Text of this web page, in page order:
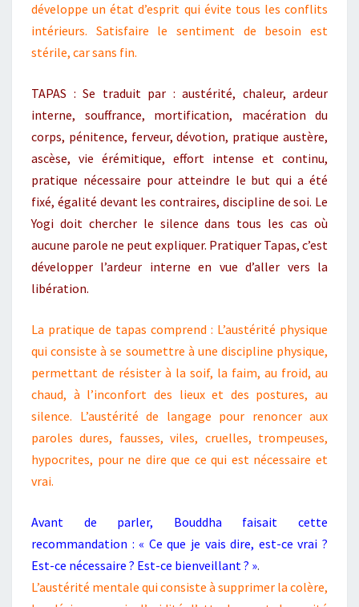
développe un état d’esprit qui évite tous les conflits
intérieurs. Satisfaire le sentiment de besoin est
stérile, car sans fin.
TAPAS : Se traduit par : austérité, chaleur, ardeur
interne, souffrance, mortification, macération du
corps, pénitence, ferveur, dévotion, pratique austère,
ascèse, vie érémitique, effort intense et continu,
pratique nécessaire pour atteindre le but qui a été
fixé, égalité devant les contraires, discipline de soi. Le
Yogi doit chercher le silence dans tous les cas où
aucune parole ne peut expliquer. Pratiquer Tapas, c’est
développer l’ardeur interne en vue d’aller vers la
libération.
La pratique de tapas comprend : L’austérité physique
qui consiste à se soumettre à une discipline physique,
permettant de résister à la soif, la faim, au froid, au
chaud, à l’inconfort des lieux et des postures, au
silence. L’austérité de langage pour renoncer aux
paroles dures, fausses, viles, cruelles, trompeuses,
hypocrites, pour ne dire que ce qui est nécessaire et
vrai.
Avant de parler, Bouddha faisait cette
recommandation : « Ce que je vais dire, est-ce vrai ?
Est-ce nécessaire ? Est-ce bienveillant ? ».
L’austérité mentale qui consiste à supprimer la colère,